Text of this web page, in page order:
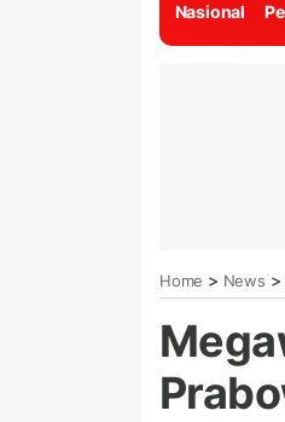
Nasional
Home > News >